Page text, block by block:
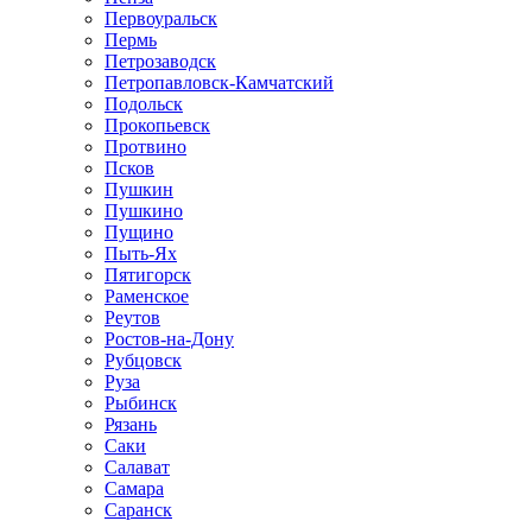
Первоуральск
Пермь
Петрозаводск
Петропавловск-Камчатский
Подольск
Прокопьевск
Протвино
Псков
Пушкин
Пушкино
Пущино
Пыть-Ях
Пятигорск
Раменское
Реутов
Ростов-на-Дону
Рубцовск
Руза
Рыбинск
Рязань
Саки
Салават
Самара
Саранск